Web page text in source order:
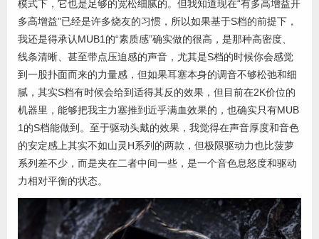
模式下，它也是足够的宽松细腻的。但我知道现在“有多高增益开
多高增益”已经是许多烧友的习惯，所以如果基于S档的前提下，
我还是得承认MUB1的“素质感”确实做的很高，是那种高密度、
线条清晰、甚至带点压迫感的声音，尤其是S档的时候你会感觉
到一股扑面而来的力量感，但如果耳塞本身的调音不够松弛和细
腻，其实S档有时候会给到适得其反的效果，但目前在2K价位的
机器里，能够把我主力塞推到近乎满血效果的，也确实只有MUB
1的S档能做到。至于驱动头戴的效果，我觉得在声音厚度和音色
的安定感上其实不如山灵H系列的两款，但极限驱动力也比菠萝
系列差不少，而是夹在二者中间一些，是一个音色息怒度和驱动
力相对平衡的状态。